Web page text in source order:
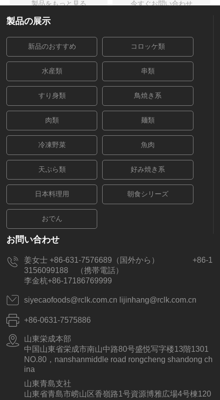
製品をもっと見る 今すぐお問い合わせ
製品の展示
新品のおすすめ コロッケ類
水産類 串類
すり身類 鳥焼き系
肉類 麺類
冷凍野菜 魚肉
天ぷら類 好み焼き系
日本料理用 朝食シリーズ
おでん
お問い合わせ
姜女士 +86-631-7576689（国外から） +86-1
3156099188 （携帯電話）
李金杭+86-17186769999
siyecaofoods@rclk.com.cn lijinhang@rclk.com.cn
+86-0631-7575886
山東栄成本部
中国山東省栄成市南山中路80号盛悦写字楼13階1301
NO.80，nanshanmiddle road rongcheng shandong ch
ina
山東青島支社
山東省青島市崂山区香嶺路1号資源博雅広場4号棟120